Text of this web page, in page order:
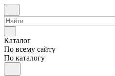
Каталог
По всему сайту
По каталогу